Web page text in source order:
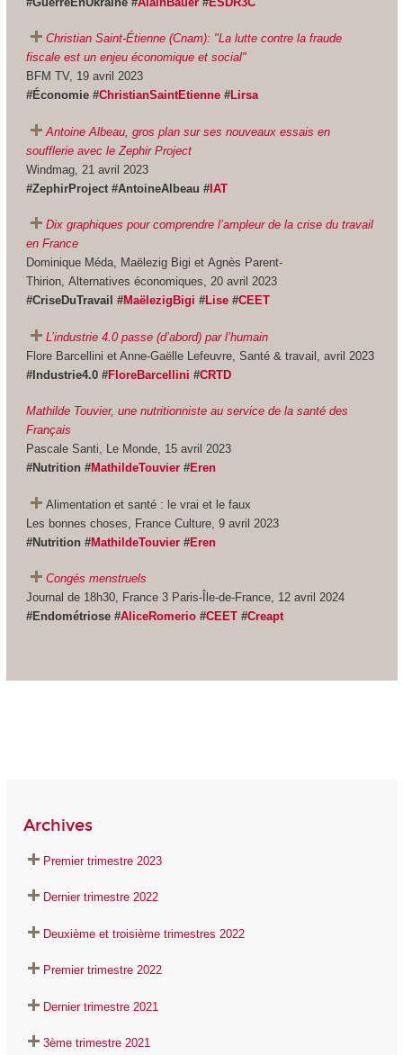
Christian Saint-Étienne (Cnam): "La lutte contre la fraude
fiscale est un enjeu économique et social"
BFM TV, 19 avril 2023
#Économie #ChristianSaintEtienne#Lirsa
Antoine Albeau, gros plan sur ses nouveaux essais en
soufflerie avec le Zephir Project
Windmag, 21 avril 2023
#ZephirProject #AntoineAlbeau #IAT
Dix graphiques pour comprendre l’ampleur de la crise du travail
en France
Dominique Méda, Maëlezig Bigi et Agnès Parent-
Thirion, Alternatives économiques, 20 avril 2023
#CriseDuTravail #MaëlezigBigi #Lise #CEET
L’industrie 4.0 passe (d’abord) par l’humain
Flore Barcellini et Anne-Gaëlle Lefeuvre, Santé & travail, avril 2023
#Industrie4.0 #FloreBarcellini #CRTD
Mathilde Touvier, une nutritionniste au service de la santé des
Français
Pascale Santi, Le Monde, 15 avril 2023
#Nutrition #MathildeTouvier#Eren
Alimentation et santé : le vrai et le faux
Les bonnes choses, France Culture, 9 avril 2023
#Nutrition #MathildeTouvier#Eren
Congés menstruels
Journal de 18h30, France 3 Paris-Île-de-France, 12 avril 2024
#Endométriose #AliceRomerio#CEET#Creapt
Archives
Premier trimestre 2023
Dernier trimestre 2022
Deuxième et troisième trimestres 2022
Premier trimestre 2022
Dernier trimestre 2021
3ème trimestre 2021